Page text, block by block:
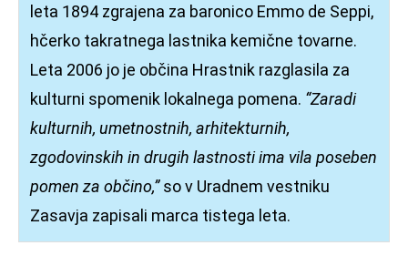
leta 1894 zgrajena za baronico Emmo de Seppi,
hčerko takratnega lastnika kemične tovarne.
Leta 2006 jo je občina Hrastnik razglasila za
kulturni spomenik lokalnega pomena. “Zaradi
kulturnih, umetnostnih, arhitekturnih,
zgodovinskih in drugih lastnosti ima vila poseben
pomen za občino,”so v Uradnem vestniku
Zasavja zapisali marca tistega leta.